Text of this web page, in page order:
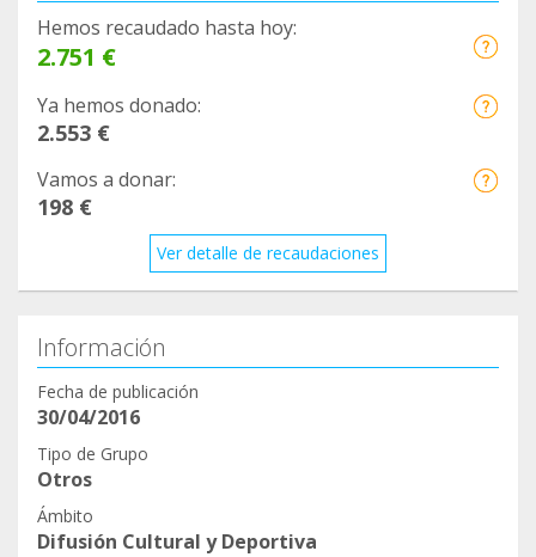
Hemos recaudado hasta hoy:
2.751 €
Ya hemos donado:
2.553 €
Vamos a donar:
198 €
Ver detalle de recaudaciones
Información
Fecha de publicación
30/04/2016
Tipo de Grupo
Otros
Ámbito
Difusión Cultural y Deportiva